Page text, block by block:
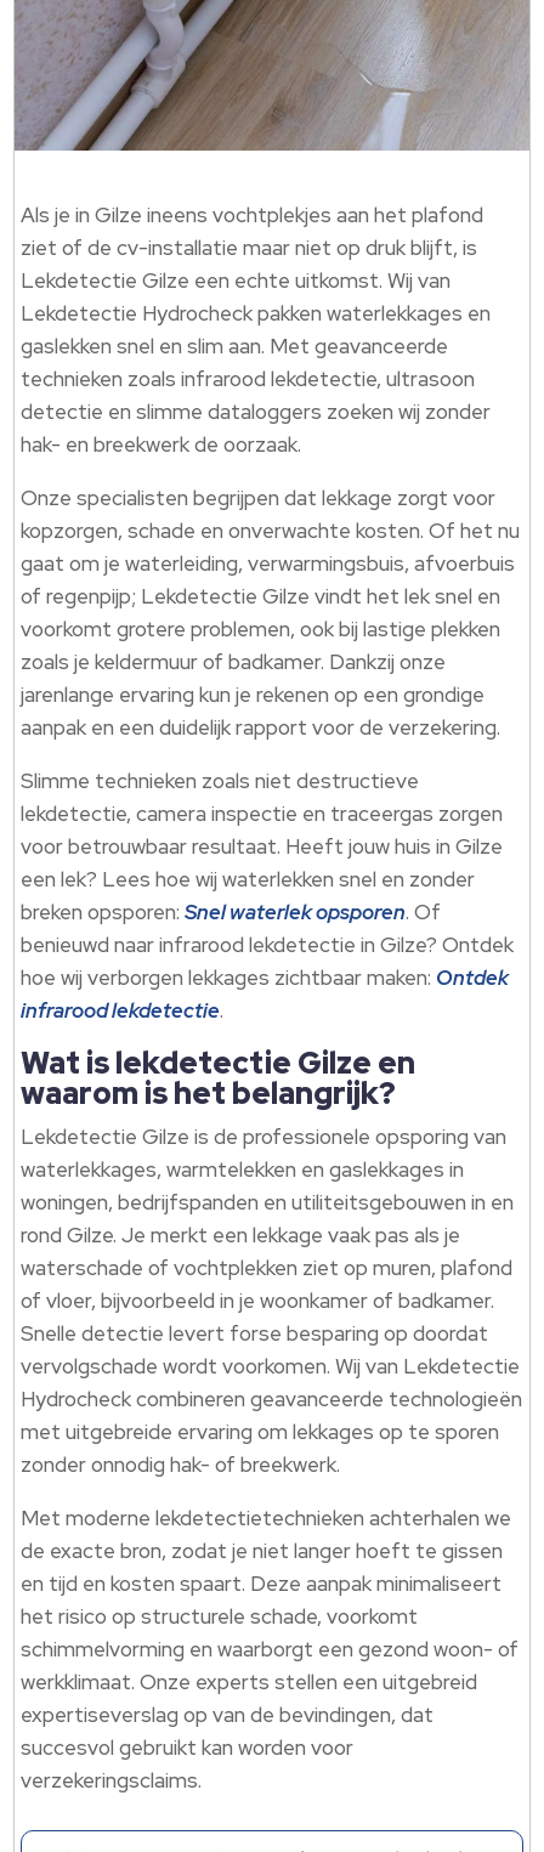
Als je in Gilze ineens vochtplekjes aan het plafond
ziet of de cv-installatie maar niet op druk blijft, is
Lekdetectie Gilze een echte uitkomst. Wij van
Lekdetectie Hydrocheck pakken waterlekkages en
gaslekken snel en slim aan. Met geavanceerde
technieken zoals infrarood lekdetectie, ultrasoon
detectie en slimme dataloggers zoeken wij zonder
hak- en breekwerk de oorzaak.
Onze specialisten begrijpen dat lekkage zorgt voor
kopzorgen, schade en onverwachte kosten. Of het nu
gaat om je waterleiding, verwarmingsbuis, afvoerbuis
of regenpijp; Lekdetectie Gilze vindt het lek snel en
voorkomt grotere problemen, ook bij lastige plekken
zoals je keldermuur of badkamer. Dankzij onze
jarenlange ervaring kun je rekenen op een grondige
aanpak en een duidelijk rapport voor de verzekering.
Slimme technieken zoals niet destructieve
lekdetectie, camera inspectie en traceergas zorgen
voor betrouwbaar resultaat. Heeft jouw huis in Gilze
een lek? Lees hoe wij waterlekken snel en zonder
breken opsporen:Snel waterlek opsporen. Of
benieuwd naar infrarood lekdetectie in Gilze? Ontdek
hoe wij verborgen lekkages zichtbaar maken: Ontdek
infrarood lekdetectie.
Wat is lekdetectie Gilze en
waarom is het belangrijk?
Lekdetectie Gilze is de professionele opsporing van
waterlekkages, warmtelekken en gaslekkages in
woningen, bedrijfspanden en utiliteitsgebouwen in en
rond Gilze. Je merkt een lekkage vaak pas als je
waterschade of vochtplekken ziet op muren, plafond
of vloer, bijvoorbeeld in je woonkamer of badkamer.
Snelle detectie levert forse besparing op doordat
vervolgschade wordt voorkomen. Wij van Lekdetectie
Hydrocheck combineren geavanceerde technologieën
met uitgebreide ervaring om lekkages op te sporen
zonder onnodig hak- of breekwerk.
Met moderne lekdetectietechnieken achterhalen we
de exacte bron, zodat je niet langer hoeft te gissen
en tijd en kosten spaart. Deze aanpak minimaliseert
het risico op structurele schade, voorkomt
schimmelvorming en waarborgt een gezond woon- of
werkklimaat. Onze experts stellen een uitgebreid
expertiseverslag op van de bevindingen, dat
succesvol gebruikt kan worden voor
verzekeringsclaims.